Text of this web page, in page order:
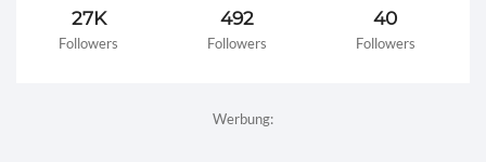
27K
Followers
492
Followers
40
Followers
Werbung: